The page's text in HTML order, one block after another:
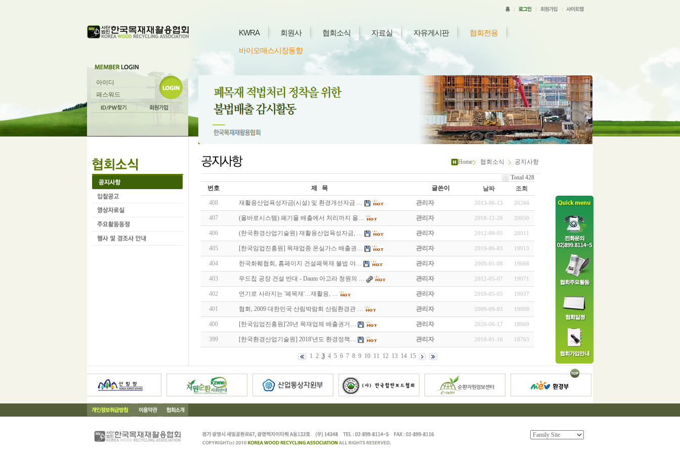
KWRA 회원사 협회소식 자료실 자유게시판 협회전용
바이오매스시장동향
Home 협회소식 공지사항
Total 428
번호
제 목 글쓴이 날짜
조회
408
재활용산업육성자금(시설) 및 환경개선자금 … 관리자 2013-06-13 20266
407 (올바로시스템) 폐기물 배출에서 처리까지 올… 관리자 2018-12-26 20050
406 (한국환경산업기술원) 재활용산업육성자금, … 관리자 2012-09-05 20011
405 [한국임업진흥원] 목재업종 온실가스 배출권… 관리자 2019-06-03 19913
404 한국화훼협회, 홈페이지 건설폐목재 불법 야… 관리자 2009-01-08 19668
403 우드칩 공장 건설 반대 - Daum 아고라 청원의 … 관리자 2012-05-07 19071
402 연기로 사라지는 '폐목재'…재활용, … 관리자 2010-05-05 19037
401 협회, 2009 대한민국 산림박람회 산림환경관 … 관리자 2009-09-03 19008
400 [한국임업진흥원]'20년 목재업체 배출권거… 관리자 2020-06-17 18869
399 [한국환경산업기술원] 2018'년도 환경정책… 관리자 2018-01-16 18763
1 2 3 4 5 6 7 8 9 10 11 12 13 14 15